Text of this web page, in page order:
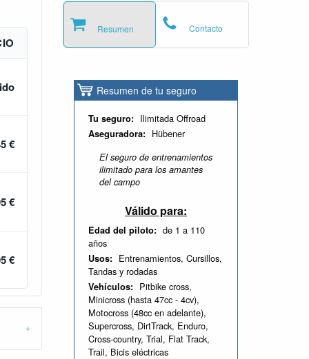
€
€
€
Resumen Contacto
Resumen de tu seguro
Tu seguro: Ilimitada Offroad
Aseguradora: Hübener
El seguro de entrenamientos
ilimitado para los amantes
del campo
Válido para:
Edad del piloto: de 1 a 110
años
Usos:
Entrenamientos, Cursillos,
Tandas y rodadas
Vehículos:
Pitbike cross,
Minicross (hasta 47cc - 4cv),
Motocross (48cc en adelante),
Supercross, DirtTrack, Enduro,
Cross-country, Trial, Flat Track,
Trail, Bicis eléctricas